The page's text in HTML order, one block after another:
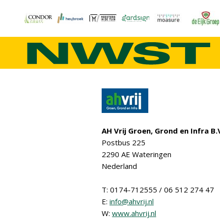
AH Vrij Groen, Grond en Infra
Postbus 225
2290 AE Wateringen
Nederland
T: 0174-712555 / 06 512 274 47
E: info@ahvrij.nl
W: www.ahvrij.nl